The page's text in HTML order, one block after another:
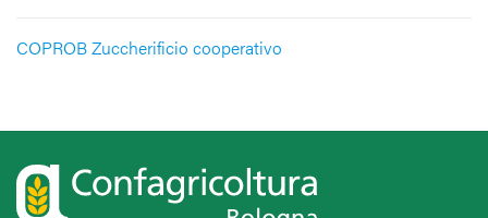
COPROB Zuccherificio cooperativo